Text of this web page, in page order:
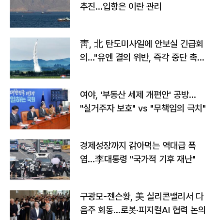
추진…입항은 이란 관리
靑, 北 탄도미사일에 안보실 긴급회
의…"유엔 결의 위반, 즉각 중단 촉
여야, '부동산 세제 개편안' 공방…
"실거주자 보호" vs "무책임의 극치"
경제성장까지 갉아먹는 역대급 폭
염…李대통령 "국가적 기후 재난"
구광모-젠슨황, 美 실리콘밸리서 다
음주 회동…로봇·피지컬AI 협력 논의